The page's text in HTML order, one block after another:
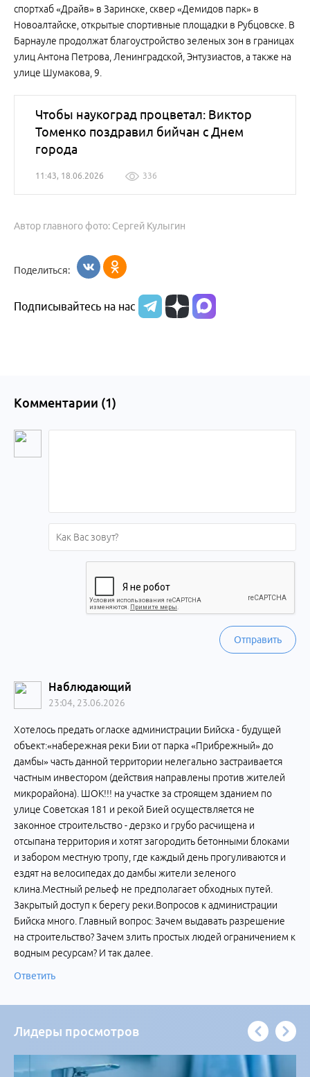
спортхаб «Драйв» в Заринске, сквер «Демидов парк» в
Новоалтайске, открытые спортивные площадки в Рубцовске. В
Барнауле продолжат благоустройство зеленых зон в границах
улиц Антона Петрова, Ленинградской, Энтузиастов, а также на
улице Шумакова, 9.
Чтобы наукоград процветал: Виктор
Томенко поздравил бийчан с Днем
города
11:43, 18.06.2026 336
Автор главного фото: Сергей Кулыгин
Поделиться:
Подписывайтесь на нас
Комментарии (1)
Отправить
Наблюдающий
23:04, 23.06.2026
Хотелось предать огласке администрации Бийска - будущей
объект:«набережная реки Бии от парка «Прибрежный» до
дамбы» часть данной территории нелегально застраивается
частным инвестором (действия направлены против жителей
микрорайона). ШОК!!! на участке за строящем зданием по
улице Советская 181 и рекой Бией осуществляется не
законное строительство - дерзко и грубо расчищена и
отсыпана территория и хотят загородить бетонными блоками
и забором местную тропу, где каждый день прогуливаются и
ездят на велосипедах до дамбы жители зеленого
клина.Местный рельеф не предполагает обходных путей.
Закрытый доступ к берегу реки.Вопросов к администрации
Бийска много. Главный вопрос: Зачем выдавать разрешение
на строительство? Зачем злить простых людей ограничением к
водным ресурсам? И так далее.
Ответить
Лидеры просмотров